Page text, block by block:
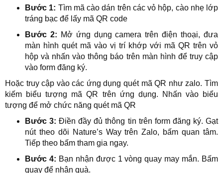
Bước 1: Tìm mã cào dán trên các vỏ hộp, cào nhẹ lớp
tráng bạc để lấy mã QR code
Bước 2: Mở ứng dụng camera trên điện thoại, đưa
màn hình quét mã vào vị trí khớp với mã QR trên vỏ
hộp và nhấn vào thông báo trên màn hình để truy cập
vào form đăng ký.
Hoặc truy cập vào các ứng dụng quét mã QR như zalo. Tìm
kiếm biểu tượng mã QR trên ứng dụng. Nhấn vào biểu
tượng để mở chức năng quét mã QR
Bước 3:Điền đầy đủ thông tin trên form đăng ký. Gạt
nút theo dõi Nature’s Way trên Zalo, bấm quan tâm.
Tiếp theo bấm tham gia ngay.
Bước 4: Bạn nhận được 1 vòng quay may mắn. Bấm
quay để nhận quà.